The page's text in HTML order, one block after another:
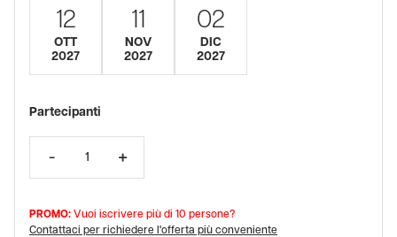
12
OTT
2027
11
NOV
2027
02
DIC
2027
Partecipanti
PROMO: Vuoi iscrivere più di 10 persone?
Contattaci per richiedere l'offerta più conveniente